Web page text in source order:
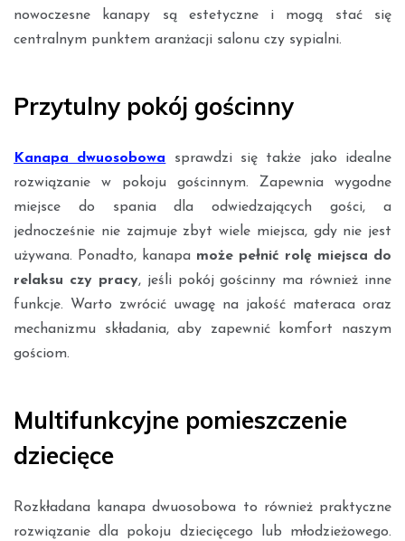
nowoczesne kanapy są estetyczne i mogą stać się
centralnym punktem aranżacji salonu czy sypialni.
Przytulny pokój gościnny
Kanapa dwuosobowa sprawdzi się także jako idealne
rozwiązanie w pokoju gościnnym. Zapewnia wygodne
miejsce do spania dla odwiedzających gości, a
jednocześnie nie zajmuje zbyt wiele miejsca, gdy nie jest
używana. Ponadto, kanapa może pełnić rolę miejsca do
relaksu czy pracy, jeśli pokój gościnny ma również inne
funkcje. Warto zwrócić uwagę na jakość materaca oraz
mechanizmu składania, aby zapewnić komfort naszym
gościom.
Multifunkcyjne pomieszczenie
dziecięce
Rozkładana kanapa dwuosobowa to również praktyczne
rozwiązanie dla pokoju dziecięcego lub młodzieżowego.